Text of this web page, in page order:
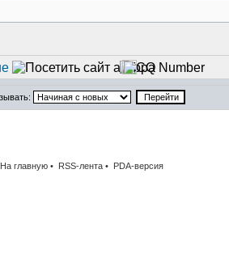
На главную • RSS-лента • PDA-версия